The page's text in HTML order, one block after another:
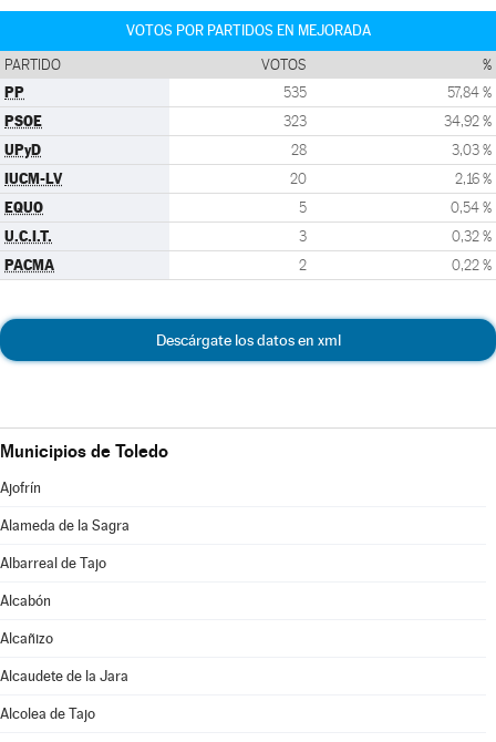
VOTOS POR PARTIDOS EN MEJORADA
PARTIDO VOTOS %
PP 535 57,84 %
PSOE 323 34,92 %
UPyD 28 3,03 %
IUCM-LV 20 2,16 %
EQUO 5 0,54 %
U.C.I.T. 3 0,32 %
PACMA 2 0,22 %
Descárgate los datos en xml
Municipios de Toledo
Ajofrín
Alameda de la Sagra
Albarreal de Tajo
Alcabón
Alcañizo
Alcaudete de la Jara
Alcolea de Tajo